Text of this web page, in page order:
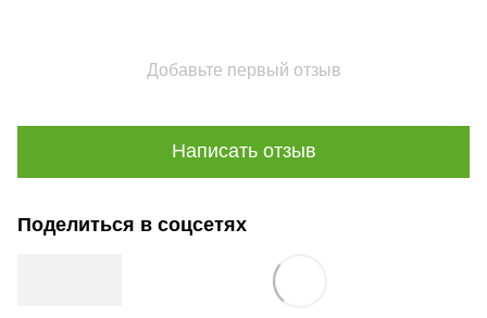
Добавьте первый отзыв
Написать отзыв
Поделиться в соцсетях